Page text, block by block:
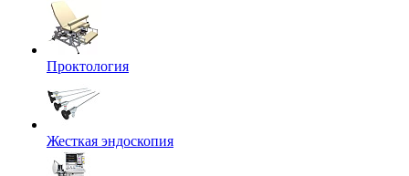
Проктология
Жесткая эндоскопия